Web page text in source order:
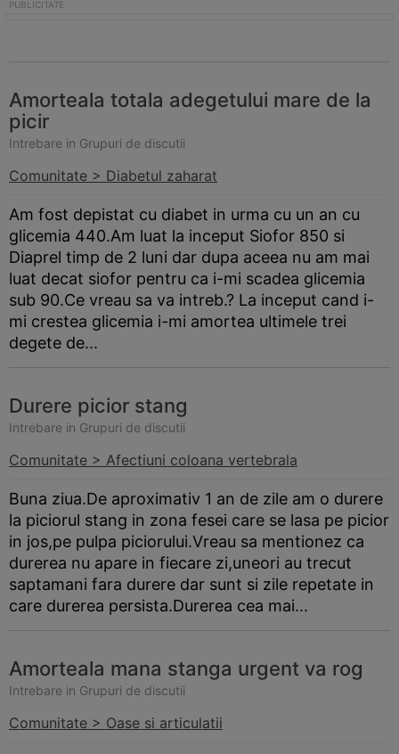
Amorteala totala adegetului mare de la
picir
Intrebare in Grupuri de discutii
Comunitate > Diabetul zaharat
Am fost depistat cu diabet in urma cu un an cu
glicemia 440.Am luat la inceput Siofor 850 si
Diaprel timp de 2 luni dar dupa aceea nu am mai
luat decat siofor pentru ca i-mi scadea glicemia
sub 90.Ce vreau sa va intreb.? La inceput cand i-
mi crestea glicemia i-mi amortea ultimele trei
degete de...
Durere picior stang
Intrebare in Grupuri de discutii
Comunitate > Afectiuni coloana vertebrala
Buna ziua.De aproximativ 1 an de zile am o durere
la piciorul stang in zona fesei care se lasa pe picior
in jos,pe pulpa piciorului.Vreau sa mentionez ca
durerea nu apare in fiecare zi,uneori au trecut
saptamani fara durere dar sunt si zile repetate in
care durerea persista.Durerea cea mai...
Amorteala mana stanga urgent va rog
Intrebare in Grupuri de discutii
Comunitate > Oase si articulatii